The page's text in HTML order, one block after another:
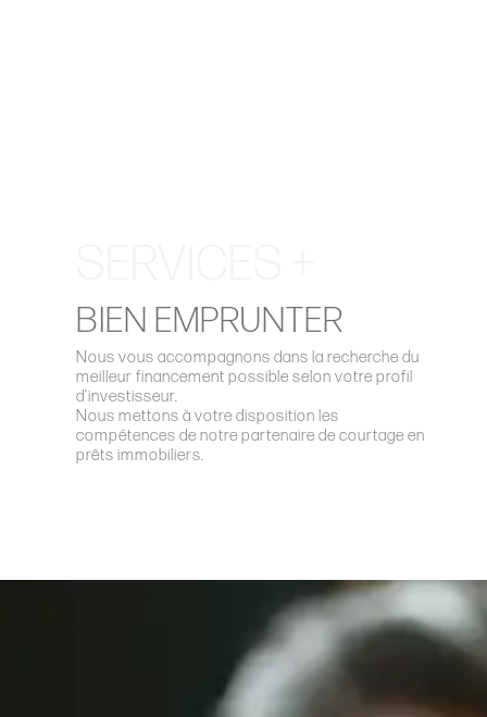
BIEN EMPRUNTER
Nous vous accompagnons dans la recherche du
meilleur financement possible selon votre profil
d’investisseur.
Nous mettons à votre disposition les
compétences de notre partenaire de courtage en
prêts immobiliers.